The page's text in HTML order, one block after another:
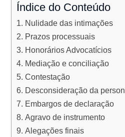
Índice do Conteúdo
Nulidade das intimações
Prazos processuais
Honorários Advocatícios
Mediação e conciliação
Contestação
Desconsideração da
Embargos de declaração
Agravo de instrumento
Alegações finais